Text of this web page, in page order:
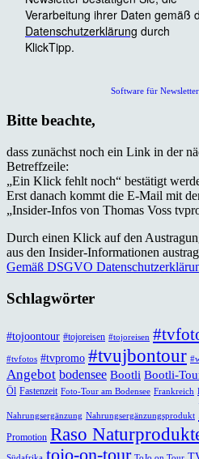
Software für Newsletter
Bitte beachte,
dass zunächst noch ein Link in der
Betreffzeile:
„Ein Klick fehlt noch“ bestätigt
Erst danach kommt die E-Mail mit
„Insider-Infos von Thomas Voss
Durch einen Klick auf den
aus den Insider-Informationen
Gemäß DSGVO
Schlagwörter
#tojoontour #tojoreisen #tojoreisen
#tvfotos #tvpromo #tvujbontour
Angebot bodensee Bootli Bootli-
Öl Fastenzeit Foto-Tour am Bodensee Frankreich
Nahrungsergänzung Nahrungsergänzungsprodukt
Promotion Raso